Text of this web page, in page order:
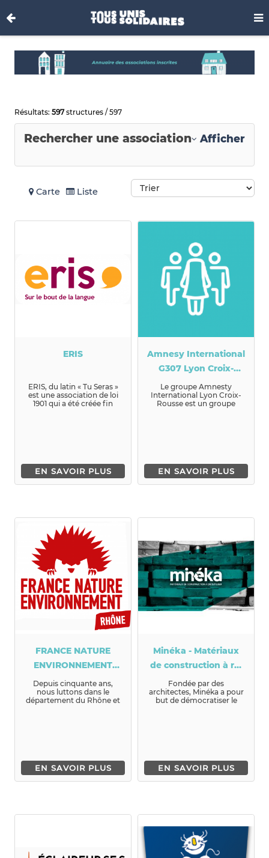
Résultats: 597structures / 597
Rechercher une association Afficher
Carte Liste
ERIS
ERIS, du latin « Tu Seras »
est une association de loi
1901 qui a été créée fin
EN SAVOIR PLUS
Amnesy International
G307 Lyon Croix-
Rousse
Le groupe Amnesty
International Lyon Croix-
Rousse est un groupe
EN SAVOIR PLUS
FRANCE NATURE
ENVIRONNEMENT
RHONE
Depuis cinquante ans,
nous luttons dans le
département du Rhône et
EN SAVOIR PLUS
Minéka - Matériaux
de construction à ré-
utiliser
Fondée par des
architectes, Minéka a pour
but de démocratiser le
EN SAVOIR PLUS